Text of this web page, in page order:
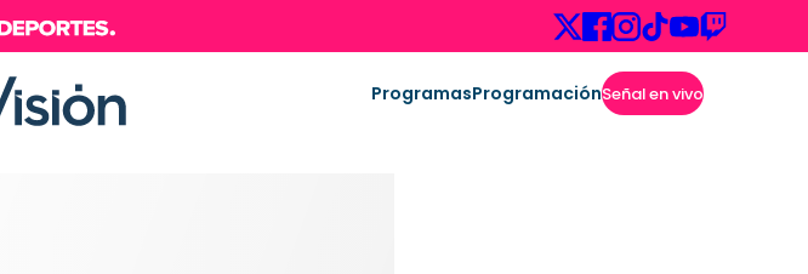
ProgramasProgramaciónSeñal en vivo